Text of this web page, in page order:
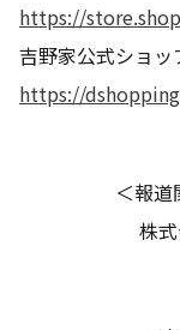
https://
吉野家公式ショ
https://
＜報
株